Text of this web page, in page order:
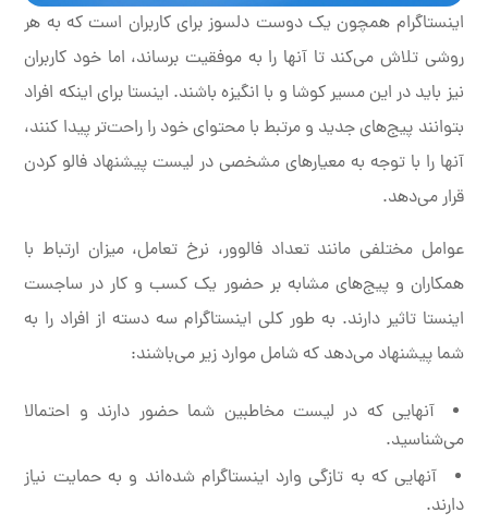
اینستاگرام همچون یک دوست دلسوز برای کاربران است که به هر
روشی تلاش می‌کند تا آنها را به موفقیت برساند، اما خود کاربران
نیز باید در این مسیر کوشا و با انگیزه باشند. اینستا برای اینکه افراد
بتوانند پیج‌های جدید و مرتبط با محتوای خود را راحت‌تر پیدا کنند،
آنها را با توجه به معیارهای مشخصی در لیست پیشنهاد فالو کردن
قرار می‌دهد.
عوامل مختلفی مانند تعداد فالوور، نرخ تعامل، میزان ارتباط با
همکاران و پیج‌های مشابه بر حضور یک کسب و کار در ساجست
اینستا تاثیر دارند. به طور کلی اینستاگرام سه دسته از افراد را به
شما پیشنهاد می‌دهد که شامل موارد زیر می‌باشند:
آنهایی که در لیست مخاطبین شما حضور دارند و احتمالا
می‌شناسید.
آنهایی که به تازگی وارد اینستاگرام شده‌اند و به حمایت نیاز
دارند.